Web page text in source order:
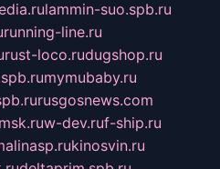
lammin-suo.spb.ru
running-line.ru
rust-loco.rudugshop.ru
mymubaby.ru
rusgosnews.com
w-dev.ruf-ship.ru
kinosvin.ru